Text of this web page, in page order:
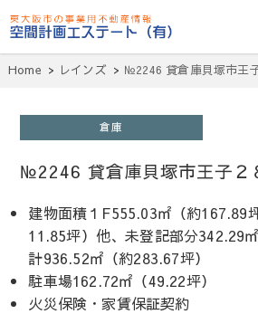
東大阪貸倉
庫・貸し工
場・賃貸事務
所・空室一
覧・空間計画
エステート
Home レインズ №2246 貸倉庫貝塚市王
倉庫
№2246 貸倉庫貝塚市王子２
建物面積１F555.03㎡（約167.89
11.85坪）他、未登記部分342.29
計936.52㎡（約283.67坪）
駐車場162.72㎡（49.22坪）
火災保険・家賃保証契約